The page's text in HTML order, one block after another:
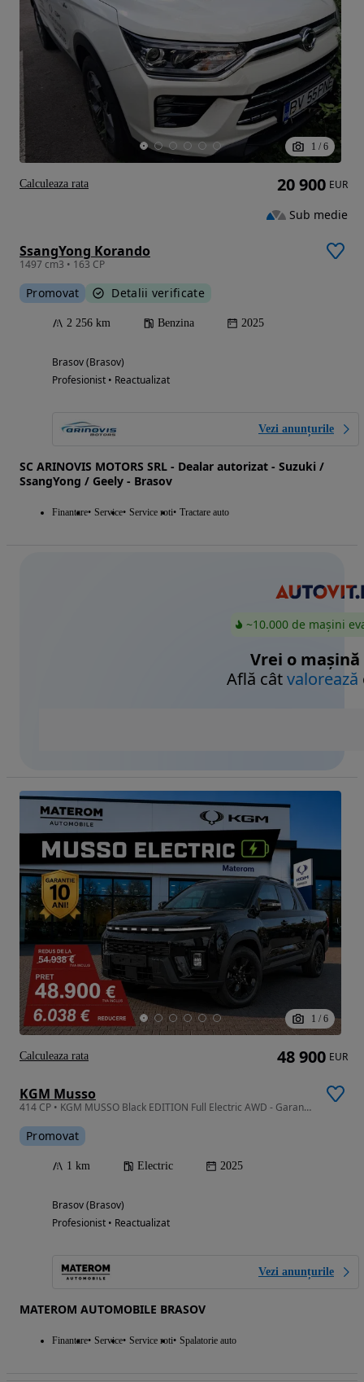
1 / 6
SsangYong Korando
1497 cm3 • 163 CP
Promovat Detalii verificate
2 256 km Benzina 2025
Brasov (Brasov)
Profesionist • Reactualizat
Vezi anunțurile
SC ARINOVIS MOTORS SRL - Dealar autorizat - Suzuki /
SsangYong / Geely - Brasov
Finantare Service Service roti Tractare auto
20 900 EUR
Sub medie
Calculeaza rata
~10.000 de mașini
Vrei o mașină
Află câtvalorează
1 / 6
KGM Musso
414 CP • KGM MUSSO Black EDITION Full Electric AWD - Garantie Baterie 10 Ani!
Promovat
1 km Electric 2025
Brasov (Brasov)
Profesionist • Reactualizat
Vezi anunțurile
MATEROM AUTOMOBILE BRASOV
Finantare Service Service roti Spalatorie auto
48 900 EUR
Calculeaza rata